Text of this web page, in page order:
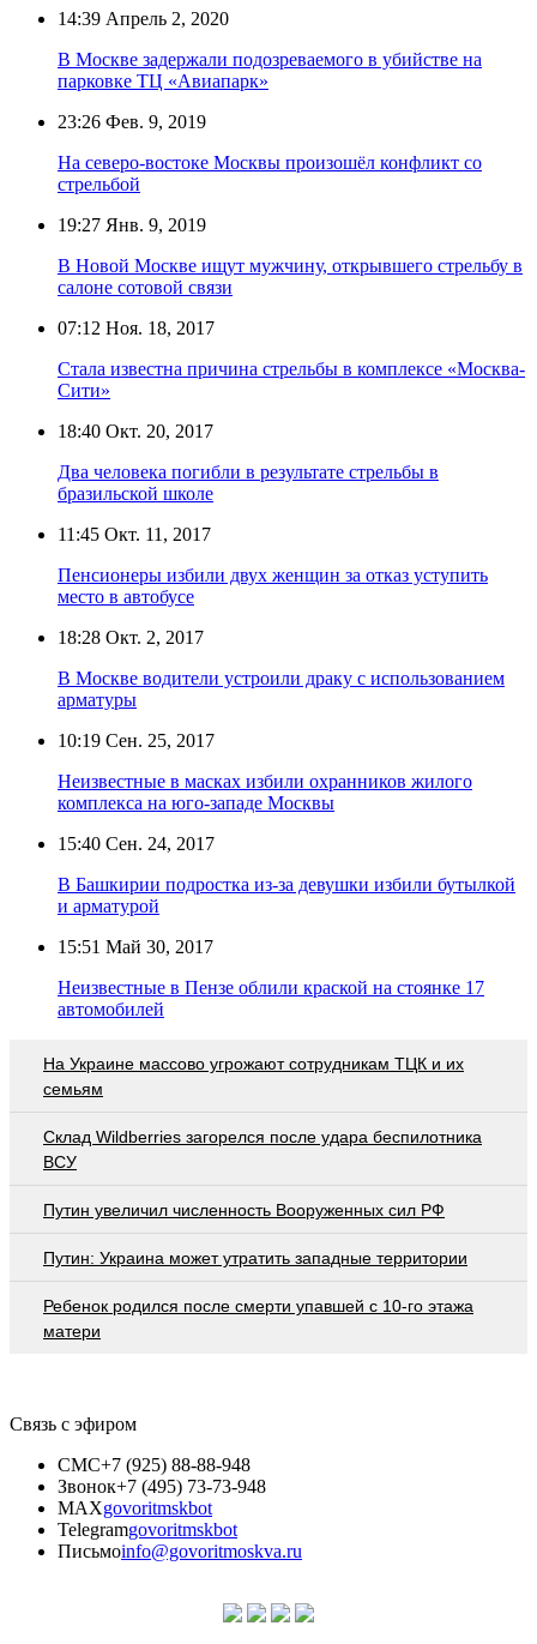
14:39 Апрель 2, 2020
В Москве задержали подозреваемого в убийстве на
парковке ТЦ «Авиапарк»
23:26 Фев. 9, 2019
На северо-востоке Москвы произошёл конфликт со
стрельбой
19:27 Янв. 9, 2019
В Новой Москве ищут мужчину, открывшего стрельбу в
салоне сотовой связи
07:12 Ноя. 18, 2017
Стала известна причина стрельбы в комплексе «Москва-
Сити»
18:40 Окт. 20, 2017
Два человека погибли в результате стрельбы в
бразильской школе
11:45 Окт. 11, 2017
Пенсионеры избили двух женщин за отказ уступить
место в автобусе
18:28 Окт. 2, 2017
В Москве водители устроили драку с использованием
арматуры
10:19 Сен. 25, 2017
Неизвестные в масках избили охранников жилого
комплекса на юго-западе Москвы
15:40 Сен. 24, 2017
В Башкирии подростка из-за девушки избили бутылкой
и арматурой
15:51 Май 30, 2017
Неизвестные в Пензе облили краской на стоянке 17
автомобилей
На Украине массово угрожают сотрудникам ТЦК и их
семьям
Склад Wildberries загорелся после удара беспилотника
ВСУ
Путин увеличил численность Вооруженных сил РФ
Путин: Украина может утратить западные территории
Ребенок родился после смерти упавшей с 10-го этажа
матери
Связь с эфиром
СМС+7 (925) 88-88-948
Звонок+7 (495) 73-73-948
MAXgovoritmskbot
Telegramgovoritmskbot
Письмоinfo@govoritmoskva.ru